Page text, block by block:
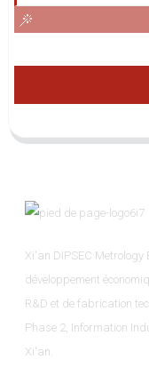
Xi'an DIPSEC
développement
R&D et de fabrication
Phase 2, Information
Xi'an.